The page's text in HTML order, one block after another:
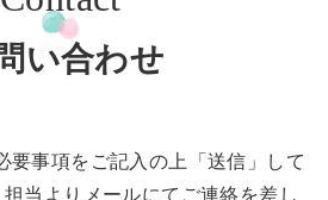
い合わせ
要事項をご記入の上「送信」して
当よりメールにてご連絡を差し